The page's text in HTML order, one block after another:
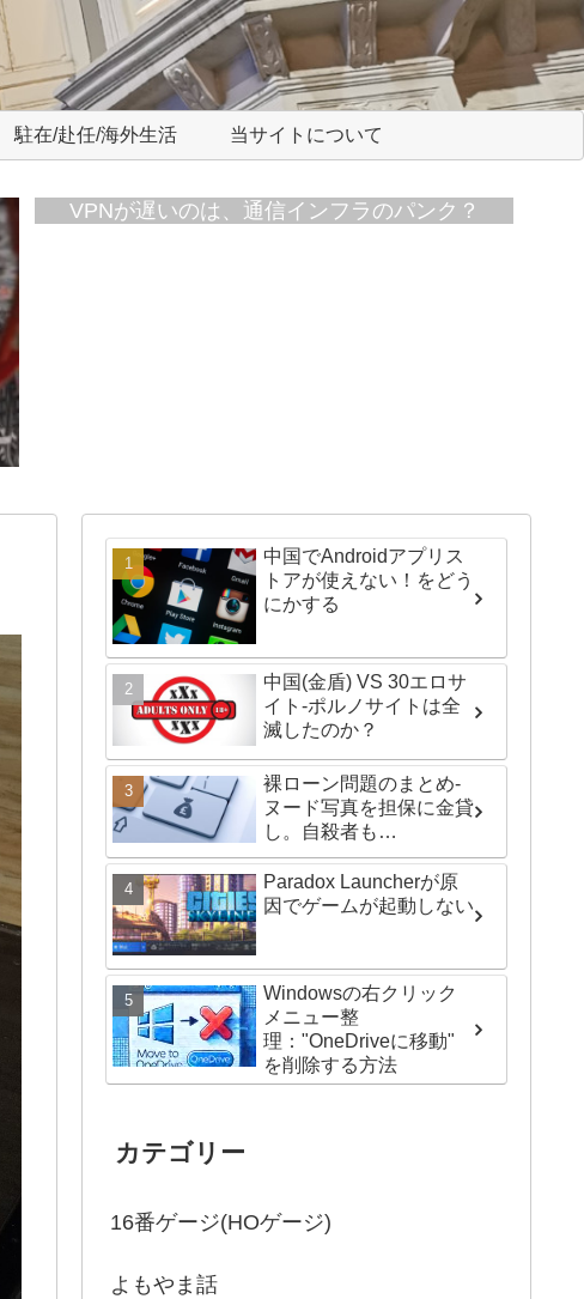
駐在/赴任/海外生活 当サイトについて
VPNが遅いのは、通信インフラのパンク？
中国でAndroidアプリス
トアが使えない！をどう
にかする
中国(金盾) VS 30エロサ
イト-ポルノサイトは全
滅したのか？
裸ローン問題のまとめ-
ヌード写真を担保に金貸
し。自殺者も…
Paradox Launcherが原
因でゲームが起動しない
Windowsの右クリック
メニュー整
理："OneDriveに移動"
を削除する方法
カテゴリー
16番ゲージ(HOゲージ)
よもやま話